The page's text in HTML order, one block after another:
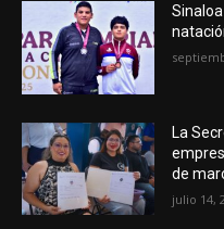
La
de
julio 14,